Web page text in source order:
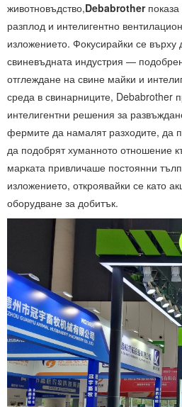
животновъдство,Debabrotherпоказа
разплод и интелигентно
изложението. Фокусирайки се върху
свиневъдната индустрия —
отглеждане на свине майки и
среда в свинарниците, Debabrother
интелигентни решения за
фермите да намалят разходите, да
да подобрят хуманното отношение
марката привличаше постоянни
изложението, откроявайки се като
оборудване за добитък.